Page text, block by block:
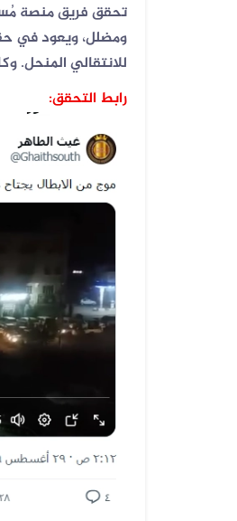
تحقق فريق منصة
ومضلل، ويعود في
للانتقالي المنحل. وكان
رابط التحقق: